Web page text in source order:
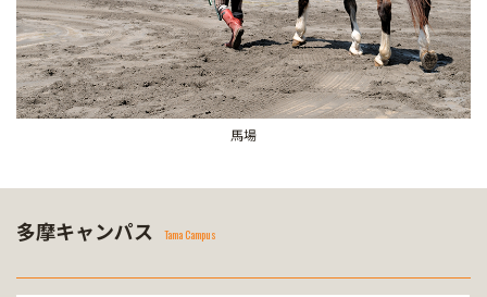
馬場
多摩キャンパス Tama Campus